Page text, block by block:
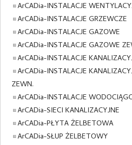
ArCADia-INSTALACJE
ArCADia-INSTALACJE GRZEWCZE
ArCADia-INSTALACJE GAZOWE
ArCADia-INSTALACJE GAZOWE
ArCADia-INSTALACJE
ArCADia-INSTALACJE
ZEWN.
ArCADia-INSTALACJE
ArCADia-SIECI KANALIZACYJNE
ArCADia-PŁYTA ŻELBETOWA
ArCADia-SŁUP ŻELBETOWY